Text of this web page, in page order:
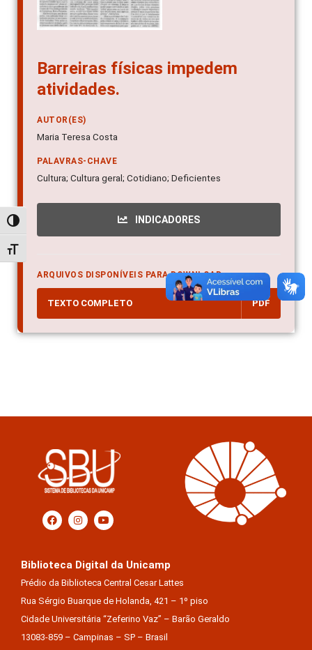
Alternar alto contraste
Alternar tamanho da fonte
Barreiras físicas impedem
atividades.
AUTOR(ES)
Maria Teresa Costa
PALAVRAS-CHAVE
Cultura; Cultura geral; Cotidiano; Deficientes
INDICADORES
ARQUIVOS DISPONÍVEIS PARA DOWNLOAD
TEXTO COMPLETO PDF
Biblioteca Digital da Unicamp
Prédio da Biblioteca Central Cesar Lattes
Rua Sérgio Buarque de Holanda, 421 – 1º piso
Cidade Universitária “Zeferino Vaz” – Barão Geraldo
13083-859 – Campinas – SP – Brasil